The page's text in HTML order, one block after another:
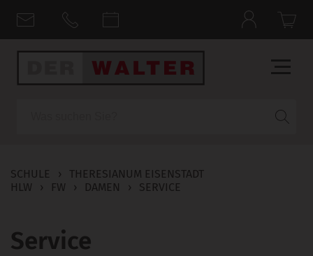
SCHULE ›
THERESIANUM EISENSTADT
HLW
› FW › DAMEN › SERVICE
Service